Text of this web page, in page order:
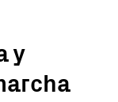
y